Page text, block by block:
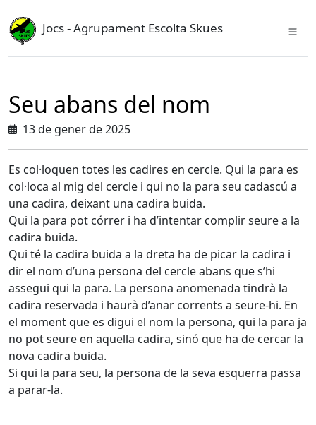
Jocs - Agrupament Escolta Skues
Seu abans del nom
13 de gener de 2025
Es col·loquen totes les cadires en cercle. Qui la para es
col·loca al mig del cercle i qui no la para seu cadascú a
una cadira, deixant una cadira buida.
Qui la para pot córrer i ha d’intentar complir seure a la
cadira buida.
Qui té la cadira buida a la dreta ha de picar la cadira i
dir el nom d’una persona del cercle abans que s’hi
assegui qui la para. La persona anomenada tindrà la
cadira reservada i haurà d’anar corrents a seure-hi. En
el moment que es digui el nom la persona, qui la para ja
no pot seure en aquella cadira, sinó que ha de cercar la
nova cadira buida.
Si qui la para seu, la persona de la seva esquerra passa
a parar-la.